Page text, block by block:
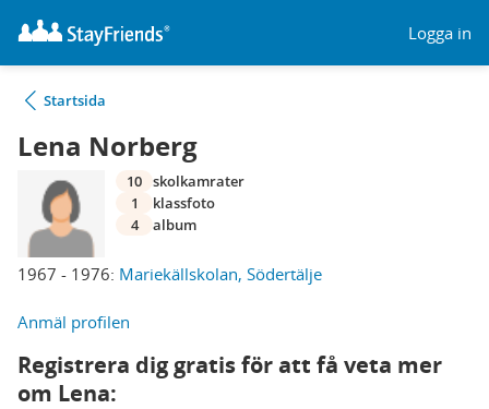
Logga in
Startsida
Lena Norberg
1967 - 1976: Mariekällskolan, Södertälje
10 skolkamrater
1
klassfoto
4
album
Anmäl profilen
Registrera dig gratis för att få veta mer
om Lena: